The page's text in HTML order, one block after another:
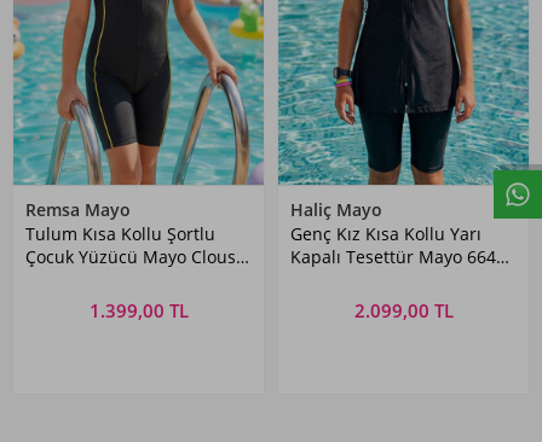
Remsa Mayo
Tulum Kısa Kollu Şortlu
Çocuk Yüzücü Mayo Clous
1.399,00 TL
Haliç Mayo
Genç Kız Kısa Kollu Yarı
Kapalı Tesettür Mayo 6644
2.099,00 TL